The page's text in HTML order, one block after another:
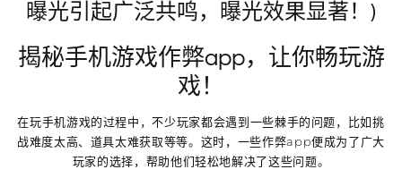
曝光引起广泛共鸣，曝光效果显著！)
揭秘手机游戏作弊app，让你畅玩游
戏！
在玩手机游戏的过程中，不少玩家都会遇到一些棘手的问题，比如挑
战难度太高、道具太难获取等等。这时，一些作弊app便成为了广大
玩家的选择，帮助他们轻松地解决了这些问题。